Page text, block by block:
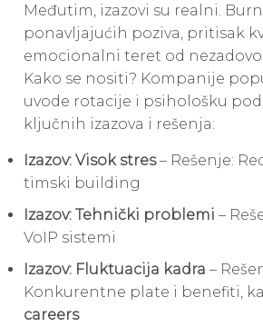
Međutim, izazovi su realni.
ponavljajućih poziva, pritisak
emocionalni teret od
Kako se nositi? Kompanije
uvode rotacije i psihološku
ključnih izazova i rešenja:
Izazov: Visok stres– Rešenje:
timski building
Izazov: Tehnički problemi –
VoIP sistemi
Izazov: Fluktuacija kadra –
Konkurentne plate i benefiti,
careers